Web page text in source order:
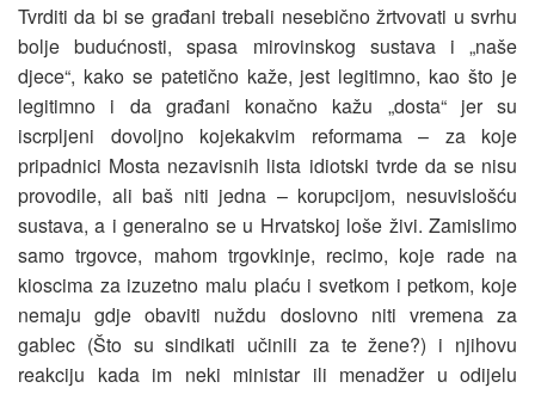
Tvrditi da bi se građani trebali nesebično žrtvovati u svrhu
bolje budućnosti, spasa mirovinskog sustava i „naše
djece“, kako se patetično kaže, jest legitimno, kao što je
legitimno i da građani konačno kažu „dosta“ jer su
iscrpljeni dovoljno kojekakvim reformama – za koje
pripadnici Mosta nezavisnih lista idiotski tvrde da se nisu
provodile, ali baš niti jedna – korupcijom, nesuvislošću
sustava, a i generalno se u Hrvatskoj loše živi. Zamislimo
samo trgovce, mahom trgovkinje, recimo, koje rade na
kioscima za izuzetno malu plaću i svetkom i petkom, koje
nemaju gdje obaviti nuždu doslovno niti vremena za
gablec (Što su sindikati učinili za te žene?) i njihovu
reakciju kada im neki ministar ili menadžer u odijelu